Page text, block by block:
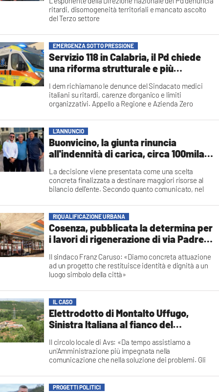
ritardi, disomogeneità territoriali e mancato ascolto
del Terzo settore
EMERGENZA SOTTO PRESSIONE
Servizio 118 in Calabria, il Pd chiede
una riforma strutturale e più
I dem richiamano le denunce del Sindacato medici
italiani su ritardi, carenze d’organico e limiti
organizzativi. Appello a Regione e Azienda Zero
L’ANNUNCIO
Buonvicino, la giunta rinuncia
all'indennità di carica, circa 100mila
La decisione viene presentata come una scelta
concreta finalizzata a destinare maggiori risorse al
bilancio dell'ente. Secondo quanto comunicato, nel
rimanere nelle casse comunali, somme che potranno
essere impiegate nei diversi capitoli di spesa
dell'amministrazione
Francesca Lagatta
RIQUALIFICAZIONE URBANA
Cosenza, pubblicata la determina per
i lavori di rigenerazione di via Padre
Il sindaco Franz Caruso: «Diamo concreta attuazione
ad un progetto che restituisce identità e dignità a un
luogo simbolo della città»
IL CASO
Elettrodotto di Montalto Uffugo,
Sinistra Italiana al fianco del
Il circolo locale di Avs: «Da tempo assistiamo a
un'Amministrazione più impegnata nella
comunicazione che nella soluzione dei problemi. Gli
strategiche c’è il silenzio»
Redazione
PROGETTI POLITICI